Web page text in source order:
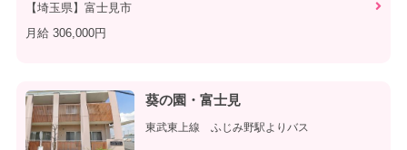
【埼玉県】富士見市
月給 306,000円
葵の園・富士見
東武東上線 ふじみ野駅よりバス